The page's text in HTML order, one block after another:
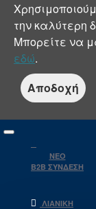
την καλύτερη
Μπορείτε να
εδώ.
Αποδοχή
NEO
B2B ΣΥΝΔΕΣΗ
ΛΙΑΝΙΚΉ